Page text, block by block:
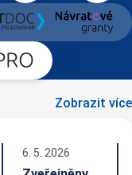
Zobrazit více
6. 5. 2026